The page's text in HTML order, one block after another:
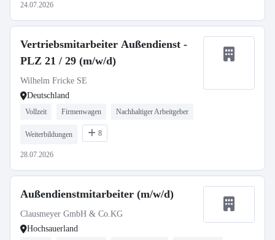
24.07.2026
Vertriebsmitarbeiter Außendienst -
PLZ 21 / 29 (m/w/d)
Wilhelm Fricke SE
Deutschland
Vollzeit Firmenwagen Nachhaltiger Arbeitgeber
Weiterbildungen 8
28.07.2026
Außendienstmitarbeiter (m/w/d)
Clausmeyer GmbH & Co.KG
Hochsauerland